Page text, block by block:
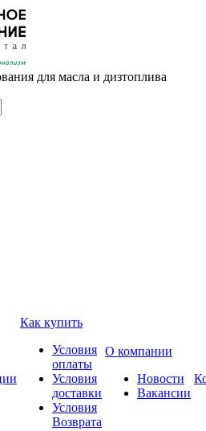
для масла и дизтоплива
Как купить
Условия
оплаты
Условия
доставки
Условия
Возврата
О компании
Новости
Вакансии